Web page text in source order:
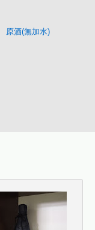
原酒(無加水)